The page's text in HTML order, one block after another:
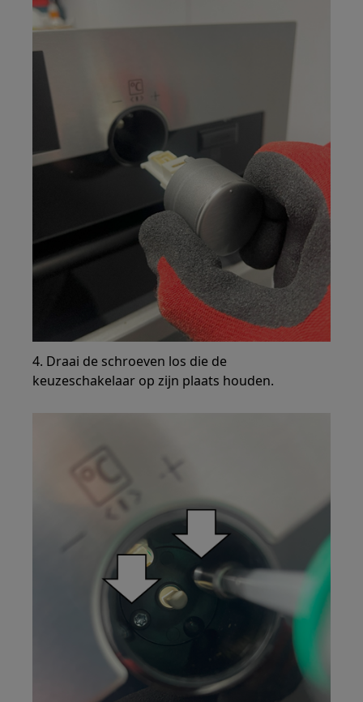
4. Draai de schroeven los die de
keuzeschakelaar op zijn plaats houden.